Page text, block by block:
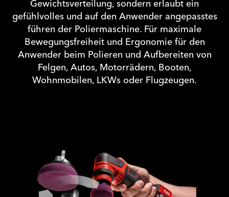
Gewichtsverteilung, sondern erlaubt ein
gefühlvolles und auf den Anwender angepasstes
führen der Poliermaschine. Für maximale
Bewegungsfreiheit und Ergonomie für den
Anwender beim Polieren und Aufbereiten von
Felgen, Autos, Motorrädern, Booten,
Wohnmobilen, LKWs oder Flugzeugen.